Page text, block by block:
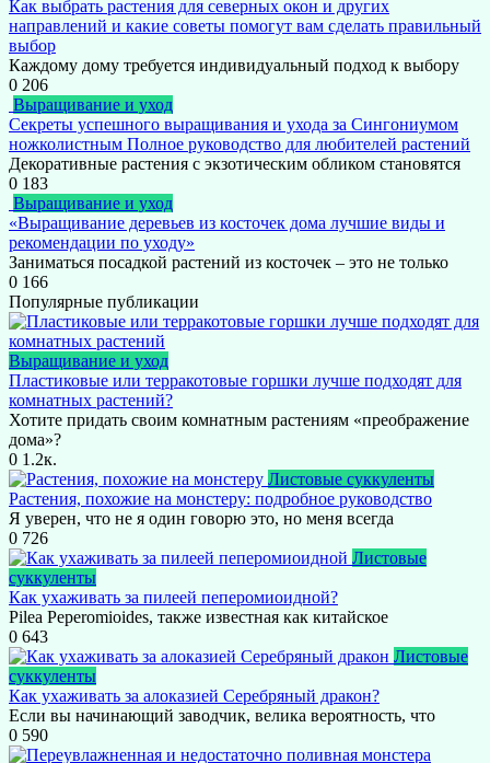
Как выбрать растения для северных окон и других
направлений и какие советы помогут вам сделать правильный
выбор
Каждому дому требуется индивидуальный подход к выбору
0 206
Выращивание и уход
Секреты успешного выращивания и ухода за Сингониумом
ножколистным Полное руководство для любителей растений
Декоративные растения с экзотическим обликом становятся
0 183
Выращивание и уход
«Выращивание деревьев из косточек дома лучшие виды и
рекомендации по уходу»
Заниматься посадкой растений из косточек – это не только
0 166
Популярные публикации
Выращивание и уход
Пластиковые или терракотовые горшки лучше подходят для
комнатных растений?
Хотите придать своим комнатным растениям «преображение
дома»?
0 1.2к.
Листовые суккуленты
Растения, похожие на монстеру: подробное руководство
Я уверен, что не я один говорю это, но меня всегда
0 726
Листовые
суккуленты
Как ухаживать за пилеей пеперомиоидной?
Pilea Peperomioides, также известная как китайское
0 643
Листовые
суккуленты
Как ухаживать за алоказией Серебряный дракон?
Если вы начинающий заводчик, велика вероятность, что
0 590